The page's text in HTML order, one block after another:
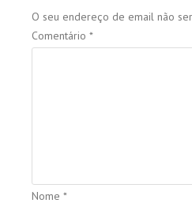
O seu endereço de email não
Comentário *
Nome *